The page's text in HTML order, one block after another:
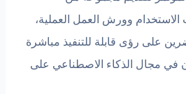
الاستخدام وورش العمل العملية،
على رؤى قابلة للتنفيذ مباشرة
في مجال الذكاء الاصطناعي على